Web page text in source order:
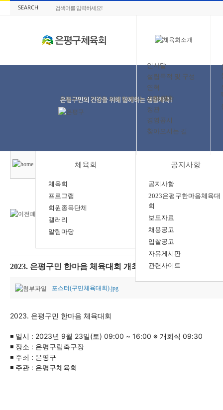
SEARCH
인사말
설립목적 및 구성
연혁
조직 현황
정관
경영공시
찾아오시는 길
체육회
체육회
프로그램
회원종목단체
갤러리
알림마당
공지사항
공지사항
2023은평구한마음체육대
회
보도자료
채용공고
입찰공고
자유게시판
관련사이트
2023. 은평구민 한마음 체육대회 개최
포스터(구민체육대회).jpg
2023. 은평구민 한마음 체육대회
◾ 일시 : 2023년 9월 23일(토) 09:00 ~ 16:00 ※ 개회식 09:30
◾ 장소 : 은평구립축구장
◾ 주최 : 은평구
◾ 주관 : 은평구체육회